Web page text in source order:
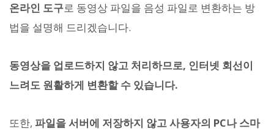
온라인 도구로 동영상 파일을 음성 파일로 변환하는 방
법을 설명해 드리겠습니다.
동영상을 업로드하지 않고 처리하므로, 인터넷 회선이
느려도 원활하게 변환할 수 있습니다.
또한, 파일을 서버에 저장하지 않고 사용자의 PC나 스마